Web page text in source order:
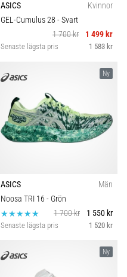
ASICS
Kvinnor
GEL-Cumulus 28 - Svart
1 700 kr
1 499 kr
Senaste lägsta pris 1 583 kr
Ny
ASICS
Män
Noosa TRI 16 - Grön
1 700 kr
1 550 kr
Senaste lägsta pris 1 520 kr
Ny